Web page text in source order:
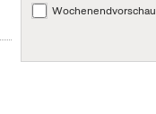
Wochenendvorschau